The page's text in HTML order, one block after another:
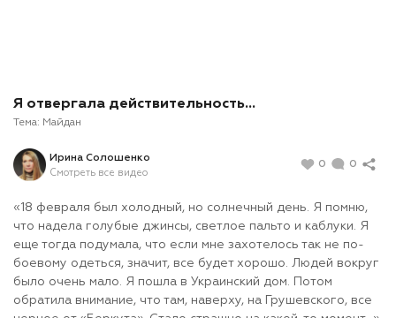
Я отвергала действительность…
Тема: Майдан
Ирина Солошенко
Смотреть все видео
0 0
«18 февраля был холодный, но солнечный день. Я помню,
что надела голубые джинсы, светлое пальто и каблуки. Я
еще тогда подумала, что если мне захотелось так не по-
боевому одеться, значит, все будет хорошо. Людей вокруг
было очень мало. Я пошла в Украинский дом. Потом
обратила внимание, что там, наверху, на Грушевского, все